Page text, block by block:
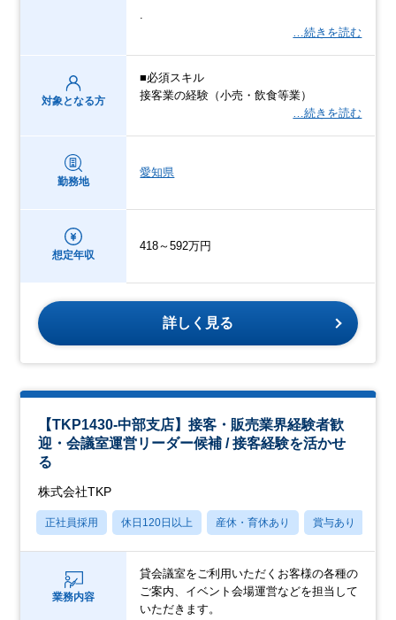
.
…続きを読む
対象となる方
■必須スキル
接客業の経験（小売・飲食等業）
…続きを読む
勤務地
愛知県
想定年収
418～592万円
詳しく見る
【TKP1430-中部支店】接客・販売業界経験者歓
迎・会議室運営リーダー候補 / 接客経験を活かせ
る
株式会社TKP
正社員採用 休日120日以上 産休・育休あり 賞与あり
業務内容
貸会議室をご利用いただくお客様の各種の
ご案内、イベント会場運営などを担当して
いただきます。